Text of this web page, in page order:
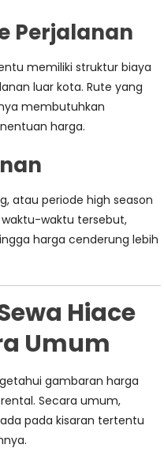
Perjalanan
memiliki struktur biaya
luar kota. Rute yang
membutuhkan
harga.
atau periode high season
waktu tersebut,
harga cenderung lebih
Hiace
Umum
gambaran harga
Secara umum,
pada kisaran tertentu